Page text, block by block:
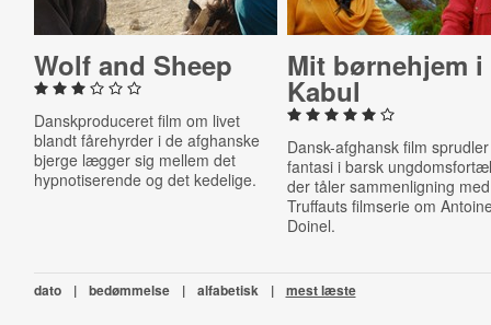
Wolf and Sheep
Danskproduceret film om livet
blandt fårehyrder i de afghanske
bjerge lægger sig mellem det
hypnotiserende og det kedelige.
Mit børnehjem i
Kabul
Dansk-afghansk film
fantasi i barsk
der tåler sammenligning med
Truffauts filmserie om
Doinel.
dato | bedømmelse | alfabetisk | mest læste